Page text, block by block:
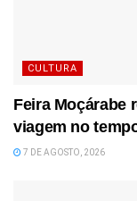
CULTURA
Feira Moçárabe
viagem no
7 DE AGOSTO, 2026